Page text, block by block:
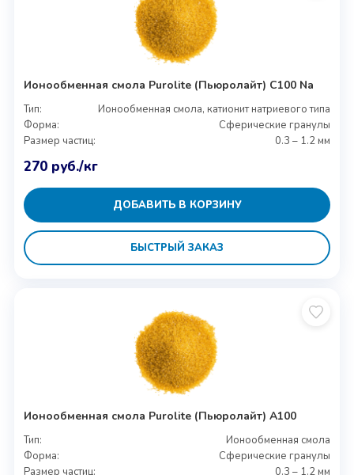
Ионообменная смола Purolite (Пьюролайт) C100 Na
Тип:
Ионообменная смола, катионит натриевого типа
Форма:
Сферические гранулы
Размер частиц:
0.3 – 1.2 мм
270 руб./кг
ДОБАВИТЬ В КОРЗИНУ
БЫСТРЫЙ ЗАКАЗ
Ионообменная смола Purolite (Пьюролайт) A100
Тип:
Ионообменная смола
Форма:
Сферические гранулы
Размер частиц:
0.3 – 1.2 мм